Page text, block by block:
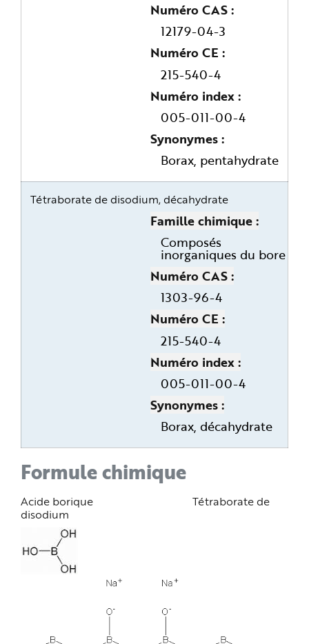
Numéro CAS
12179-04-3
Numéro CE
215-540-4
Numéro index
005-011-00-4
Synonymes
Borax, pentahydrate
Tétraborate de disodium, décahydrate
Famille chimique
Composés
inorganiques du bore
Numéro CAS
1303-96-4
Numéro CE
215-540-4
Numéro index
005-011-00-4
Synonymes
Borax, décahydrate
Formule chimique
Acide borique Tétraborate de
disodium